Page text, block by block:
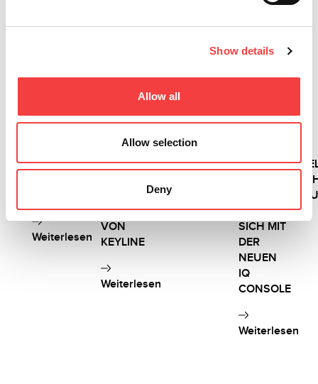
Show details
Allow all
Allow selection
Deny
2026 |
2026
SOFTWAREUPDATE:
MIT
Weiterlesen
2026 |
2026
CONSOLE:
NEUE
KONSOLE
ELEKTRONISCHE
SCHLÜSSELDUPLIZIERMASCHINEN
VON
KEYLINE
Weiterlesen
2026 |
Mittwoch
2026
NEUE
SCHLÜSSEL!
Weiterlesen
2026 |
Mittwoch
2026
WIRD
ENTWICKELT
SICH MIT
DER
NEUEN
IQ
CONSOLE
Weiterlesen